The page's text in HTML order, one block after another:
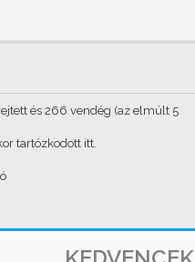
és 266 vendég (az elmúlt 5
tartózkodott itt.